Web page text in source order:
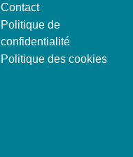
Contact
Politique de
confidentialité
Politique des cookies